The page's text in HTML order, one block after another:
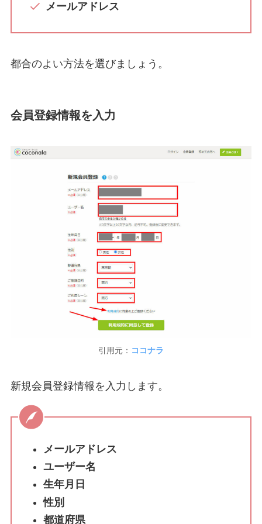
メールアドレス
都合のよい方法を選びましょう。
会員登録情報を入力
引用元： ココナラ
新規会員登録情報を入力します。
メールアドレス
ユーザー名
生年月日
性別
都道府県